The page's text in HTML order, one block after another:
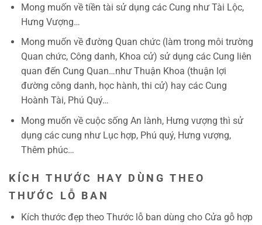
Mong muốn về tiền tài sử dụng các Cung như Tài Lộc,
Hưng Vượng…
Mong muốn về đường Quan chức (làm trong môi trường
Quan chức, Công danh, Khoa cử) sử dụng các Cung liên
quan đến Cung Quan…như Thuận Khoa (thuận lợi
đường công danh, học hành, thi cử) hay các Cung
Hoành Tài, Phú Quý…
Mong muốn về cuộc sống An lành, Hưng vượng thì sử
dụng các cung như Lục hợp, Phú quý, Hưng vượng,
Thêm phúc…
KÍCH THƯỚC HAY DÙNG THEO
THƯỚC LỖ BAN
Kích thước đẹp theo Thước lỗ ban dùng cho Cửa gỗ hợp